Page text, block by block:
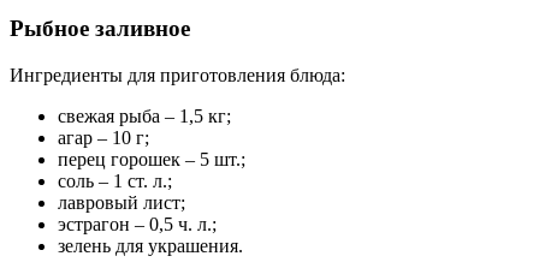
Рыбное заливное
Ингредиенты для приготовления блюда:
свежая рыба – 1,5 кг;
агар – 10 г;
перец горошек – 5 шт.;
соль – 1 ст. л.;
лавровый лист;
эстрагон – 0,5 ч. л.;
зелень для украшения.